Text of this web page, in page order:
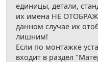
единицы, детали,
их имена НЕ
данном случае их
лишним!
Если по монтажке
входит в раздел